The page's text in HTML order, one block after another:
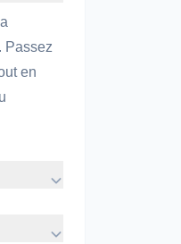
Passez
en